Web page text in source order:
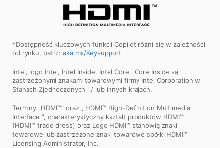
*Dostępność kluczowych funkcji Copilot różni się w zależności
od rynku, patrz: aka.ms/Keysupport
Intel, logo Intel, Intel Inside, Intel Core i Core Inside są
zastrzeżonymi znakami towarowymi firmy Intel Corporation w
Stanach Zjednoczonych i / lub innych krajach.
Terminy „HDMI™” oraz „ HDMI™ High-Definition Multimedia
Interface ”, charakterystyczny kształt produktów HDMI™
(HDMI™ trade dress) oraz Logo HDMI™ stanowią znaki
towarowe lub zastrzeżone znaki towarowe spółki HDMI™
Licensing Administrator, Inc.